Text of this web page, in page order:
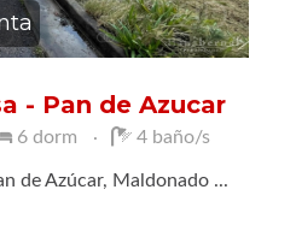
- Pan de Azucar
6 dorm 4 baño/s
de Azúcar, Maldonado ...